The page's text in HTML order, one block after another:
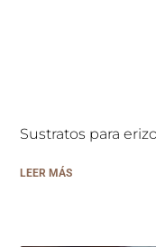
Sustratos para
LEER MÁS